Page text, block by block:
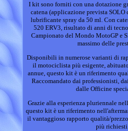
I kit sono forniti con una dotazione
catena (applicazione prevista SOLO
lubrificante spray da 50 ml. Con
520 ERV3, risultato di anni di
Campionato del Mondo MotoGP e
massimo delle
Disponibili in numerose varianti di
il motociclista più esigente,
annue, questo kit è un riferimento
Raccomandato dai professionisti,
dalle Officine
Grazie alla esperienza pluriennale
questo kit è un riferimento
il vantaggioso rapporto qualità/
più